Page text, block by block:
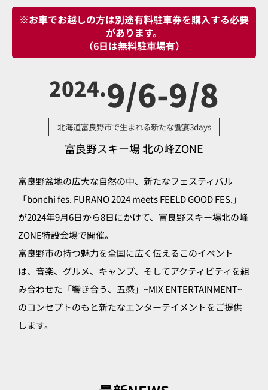
※お車でお越しの方は別途有料駐車券を購入する必要
があります。
（6日は無料駐車場有）
2024.9/6-9/8
北海道富良野市で生まれる新たな饗宴3days
富良野スキー場 北の峰ZONE
富良野盆地の広大な自然の中、新たなフェスティバル
「bonchi fes. FURANO 2024 meets FEELD GOOD FES.」
が2024年9月6日から8日にかけて、富良野スキー場北の峰
ZONE特設会場で開催。
富良野市の持つ魅力を全国に広く伝えるこのイベント
は、音楽、グルメ、キャンプ、そしてアクティビティを組
み合わせた「響き合う、五感」~MIX ENTERTAINMENT~
のコンセプトのもと新たなエンターテイメントをご提供
します。